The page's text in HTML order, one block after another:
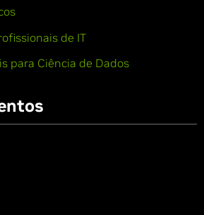
de IT
para Ciência de Dados